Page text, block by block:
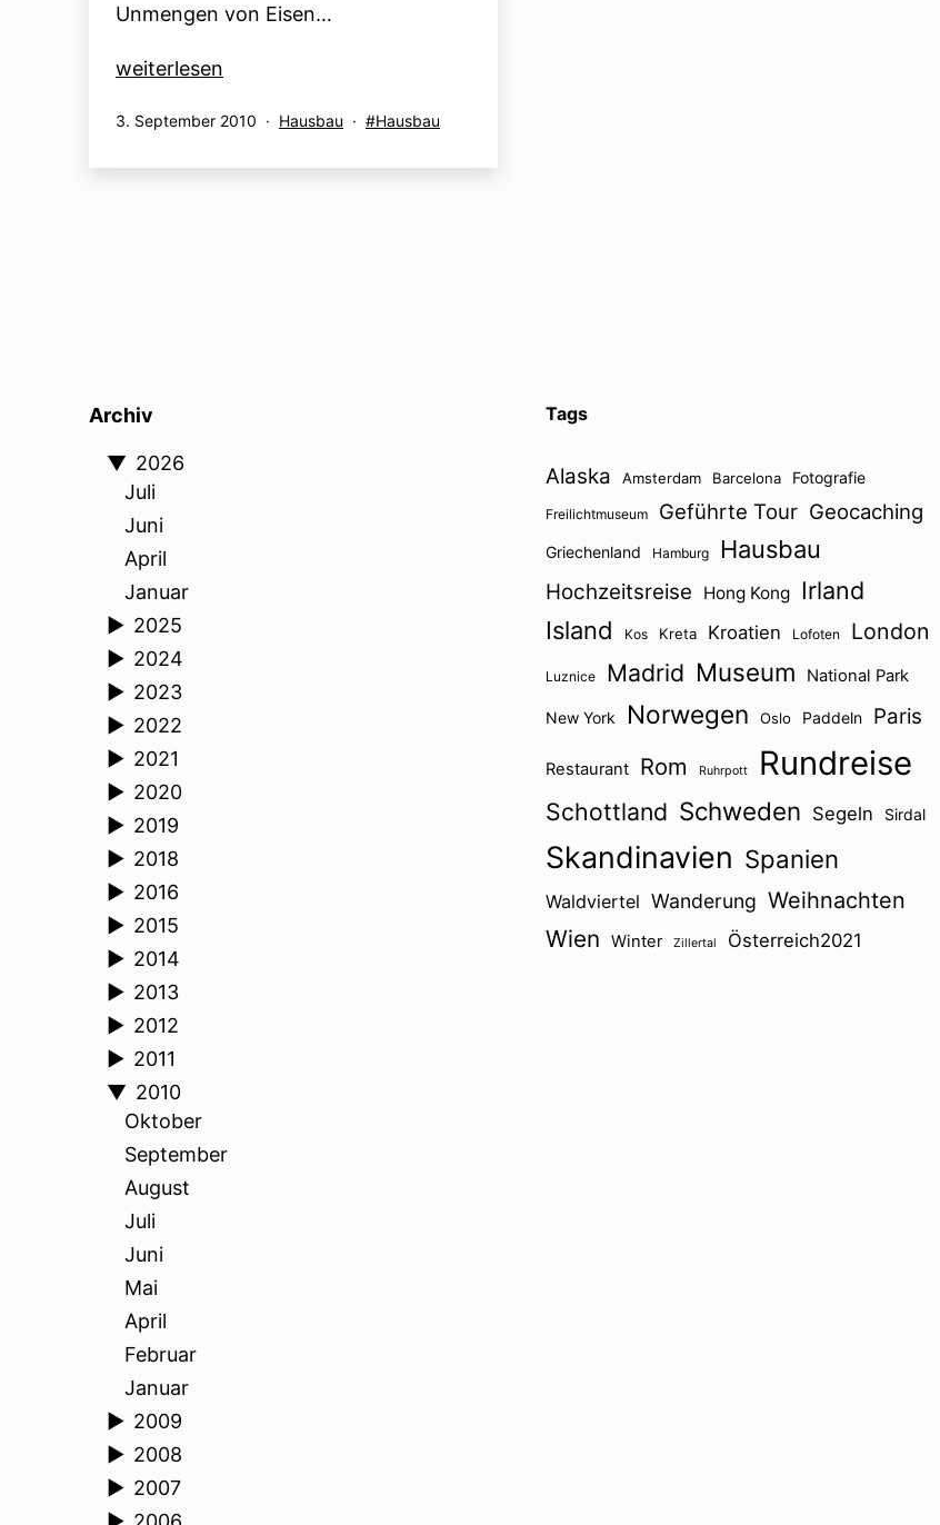
Unmengen von Eisen…
30.08.
03.09.2010
weiterlesen
Veröffentlicht
3. September 2010
Kategorisiert
Hausbau
Verschlagwortet
Hausbau
Archiv
▼ 2026
Juli
Juni
April
Januar
► 2025
► 2024
► 2023
► 2022
► 2021
► 2020
► 2019
► 2018
► 2016
► 2015
► 2014
► 2013
► 2012
► 2011
▼ 2010
Oktober
September
August
Juli
Juni
Mai
April
Februar
Januar
► 2009
► 2008
► 2007
Tags
Alaska Amsterdam Barcelona Fotografie
Freilichtmuseum Geführte Tour Geocaching
Griechenland Hamburg Hausbau
Hochzeitsreise Hong Kong Irland
Island
Kos Kreta Kroatien Lofoten London
Luznice Madrid Museum National Park
New York Norwegen Oslo Paddeln Paris
Restaurant Rom Ruhrpott Rundreise
Schottland Schweden Segeln Sirdal
Skandinavien Spanien
Waldviertel Wanderung Weihnachten
Wien Winter Zillertal Österreich2021